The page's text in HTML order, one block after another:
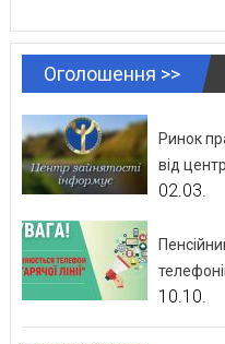
Оголошення >>
Ринок
від
02.03.
10.10.